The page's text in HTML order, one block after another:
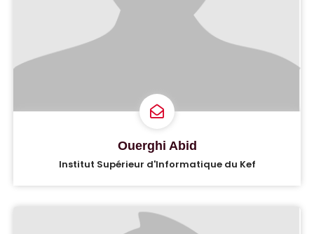
Ouerghi Abid
Institut Supérieur d'Informatique du Kef